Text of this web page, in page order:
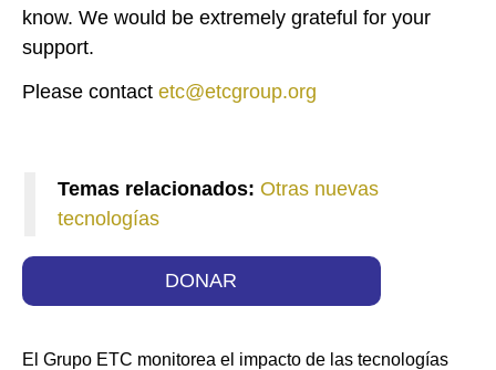
know. We would be extremely grateful for your
support.
Please contact etc@etcgroup.org
Temas relacionados: Otras nuevas
tecnologías
DONAR
El Grupo ETC monitorea el impacto de las tecnologías